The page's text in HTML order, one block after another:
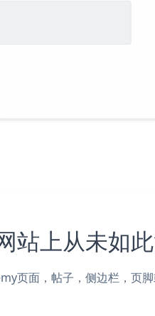
上从未如
面，帖子，侧边栏，页脚